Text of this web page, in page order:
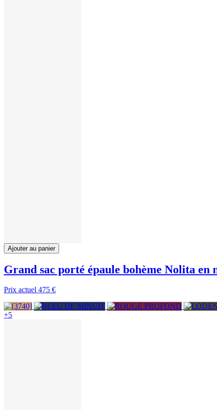
Ajouter au panier
Grand sac porté épaule bohème Nolita en
Prix actuel 475 €
+5